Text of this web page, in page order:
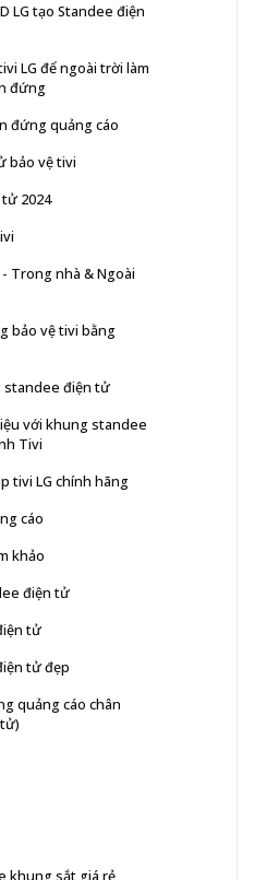
LG tạo Standee điện
LG để ngoài trời làm
đứng
đứng quảng cáo
bảo vệ tivi
2024
Trong nhà & Ngoài
bảo vệ tivi bằng
standee điện tử
với khung standee
Tivi
tivi LG chính hãng
cáo
khảo
điện tử
tử
tử đẹp
quảng cáo chân
khung sắt giá rẻ